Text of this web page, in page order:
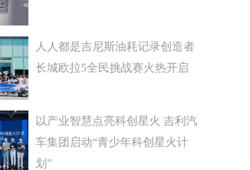
人人都是吉尼斯油耗记录创造者
长城欧拉5全民挑战赛火热开启
以产业智慧点亮科创星火 吉利汽
车集团启动“青少年科创星火计
划”